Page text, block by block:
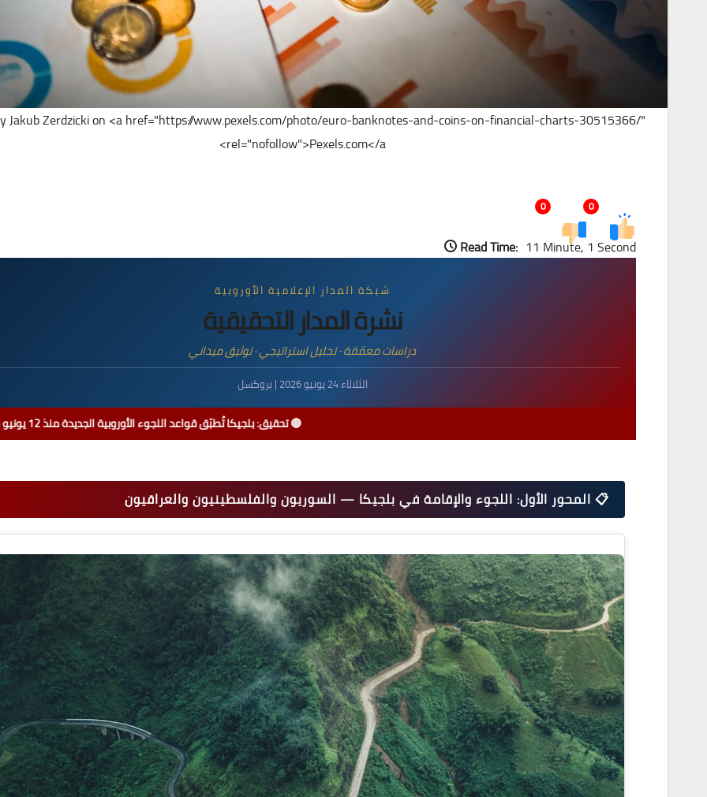
Jakub Zerdzicki on <a href="https://www.pexels.com/photo/euro-banknotes-and-coins-on-financial-charts-30515366/"
rel="nofollow">Pexels.com</a>
0
0
Read Time: 11 Minute, 1 Second
شبكة المدار الإعلامية الأوروبية
نشرة المدار التحقيقية
دراسات معمّقة · تحليل استراتيجي · توثيق ميداني
الثلاثاء 24 يونيو 2026 | بروكسل
🔴 تحقيق: بلجيكا تُطبّق قواعد اللجوء الأوروبية الجديدة منذ 12 يونيو 2026 | معدل الحماية ينخفض إلى 28% | إصلاح البطالة: 42,000 طالب عمل في بروكسل مهددون بفقدان مستحقاتهم | اليورو الرقمي: البرلمان يُقرّ الإطار القانوني ليصبح واقعاً بحلول 2029
📋 المحور الأول: اللجوء والإقامة في بلجيكا — السوريون والفلسطينيون والعراقيون